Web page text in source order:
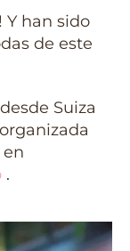
Y han sido
de este
Suiza
en
.